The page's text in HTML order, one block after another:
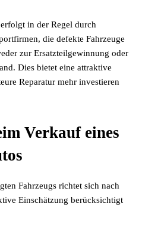
erfolgt in der Regel durch
die defekte Fahrzeuge
zur Ersatzteilgewinnung oder
Dies bietet eine attraktive
Reparatur mehr investieren
Verkauf eines
Fahrzeugs richtet sich nach
Einschätzung berücksichtigt